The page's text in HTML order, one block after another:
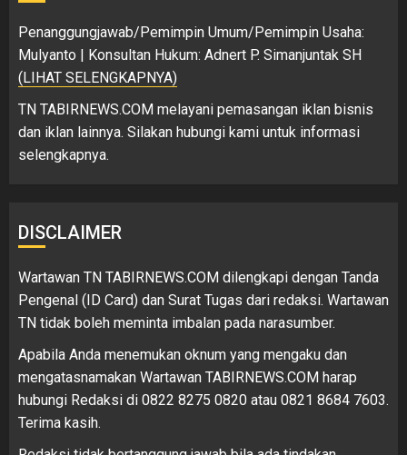
Penanggungjawab/Pemimpin Umum/Pemimpin Usaha:
Mulyanto | Konsultan Hukum: Adnert P. Simanjuntak SH
(LIHAT SELENGKAPNYA)
TN TABIRNEWS.COM melayani pemasangan iklan bisnis
dan iklan lainnya. Silakan hubungi kami untuk informasi
selengkapnya.
DISCLAIMER
Wartawan TN TABIRNEWS.COM dilengkapi dengan Tanda
Pengenal (ID Card) dan Surat Tugas dari redaksi. Wartawan
TN tidak boleh meminta imbalan pada narasumber.
Apabila Anda menemukan oknum yang mengaku dan
mengatasnamakan Wartawan TABIRNEWS.COM harap
hubungi Redaksi di 0822 8275 0820 atau 0821 8684 7603.
Terima kasih.